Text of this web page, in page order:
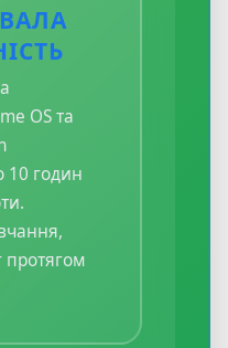
OS та
10 годин
протягом